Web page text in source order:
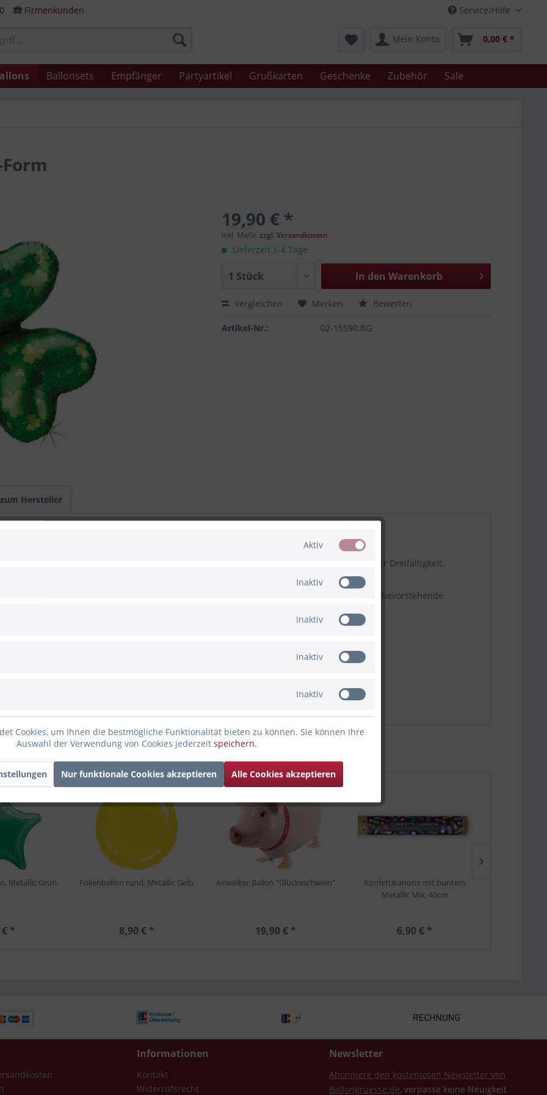
Service/Hilfe
Firmenkunden
Mein Konto 0,00 € *
Ballonsets Empfänger Partyartikel Grußkarten Geschenke Zubehör Sale
19,90 € *
inkl. MwSt.zzgl. Versandkosten
Lieferzeit 1-4 Tage
In den Warenkorb
Vergleichen Merken Bewerten
Artikel-Nr.: 02-15590.BG
Hersteller
Eingang. Es repräsentiert stets die Dreiheit, wie zum Beispiel im Christentum als Symbol der Dreifaltigkeit.
die Liebe. Das vierblättrige Kleeblatt gilt als Glücksbringer.
und wünsche einer lieben Person Glück für anstehende Aufgaben, wie zum Beispiel eine bevorstehende
Metallic Grün
€ *
Folienballon rund, Metallic Gelb
8,90 € *
Airwalker Ballon "Glücksschwein"
19,90 € *
Konfettikanone mit buntem
Metallic Mix, 40cm
6,90 € *
Informationen
Kontakt
Widerrufsrecht
Newsletter
Abonniere den kostenlosen Newsletter von
Ballongruesse.de, verpasse keine Neuigkeit
Aktiv
Inaktiv
Inaktiv
Inaktiv
Inaktiv
Cookies, um Ihnen die bestmögliche Funktionalität bieten zu können. Sie können Ihre
Auswahl der Verwendung von Cookies jederzeit speichern.
Nur funktionale Cookies akzeptieren Alle Cookies akzeptieren